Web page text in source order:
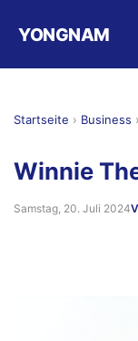
YONGNAM
Startseite › Business ›
Winnie
Samstag, 20. Juli 2024